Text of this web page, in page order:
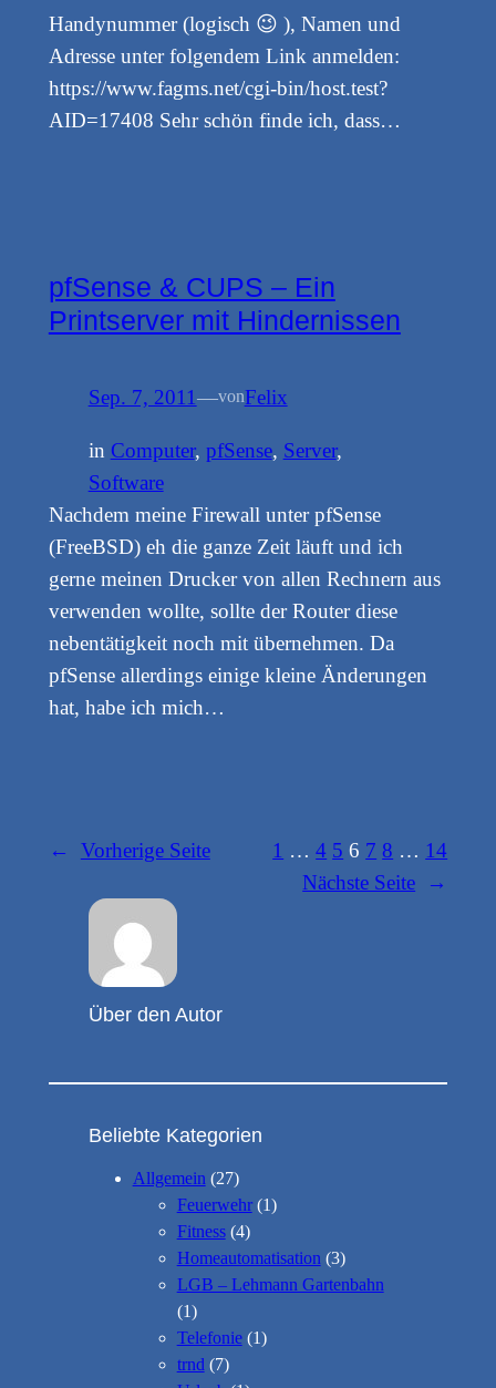
Handynummer (logisch 😉 ), Namen und
Adresse unter folgendem Link anmelden:
https://www.fagms.net/cgi-bin/host.test?
AID=17408 Sehr schön finde ich, dass…
pfSense & CUPS – Ein
Printserver mit Hindernissen
Sep. 7, 2011—vonFelix
in Computer, pfSense, Server
Software
Nachdem meine Firewall unter pfSense
(FreeBSD) eh die ganze Zeit läuft und ich
gerne meinen Drucker von allen Rechnern aus
verwenden wollte, sollte der Router diese
nebentätigkeit noch mit übernehmen. Da
pfSense allerdings einige kleine Änderungen
hat, habe ich mich…
← Vorherige Seite 1 … 4 5 6 7 8 … 14
Nächste Seite
→
Über den Autor
Beliebte Kategorien
Allgemein (27)
Feuerwehr(1)
Fitness(4)
Homeautomatisation (3)
LGB – Lehmann Gartenbahn
(1)
Telefonie(1)
trnd (7)